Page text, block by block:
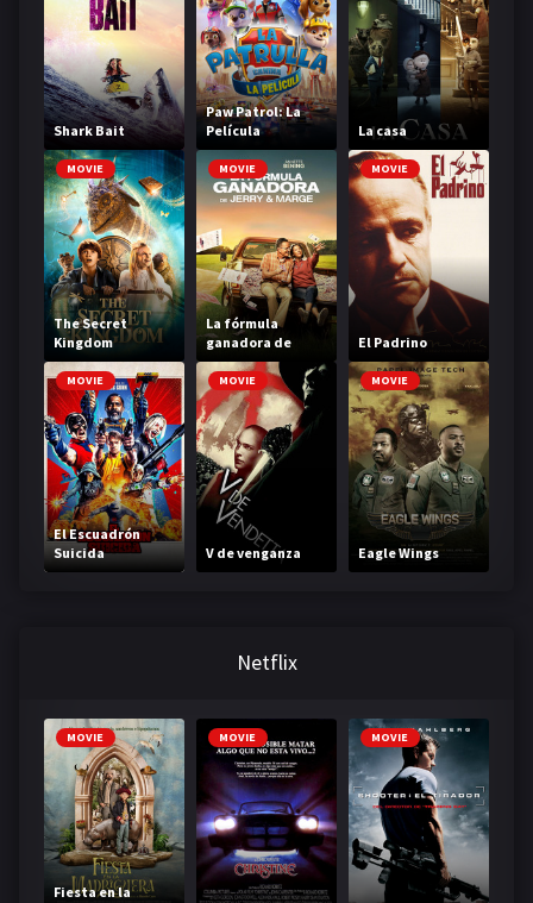
Shark Bait
Paw Patrol: La
Película
La casa
MOVIE
The Secret
Kingdom
MOVIE
La fórmula
ganadora de
Jerry y Marge
MOVIE
El Padrino
MOVIE
El Escuadrón
Suicida
MOVIE
V de venganza
MOVIE
Eagle Wings
Netflix
MOVIE
Fiesta en la
MOVIE MOVIE